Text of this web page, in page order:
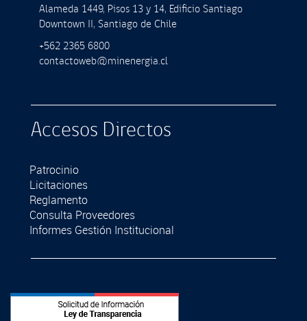
Alameda 1449, Pisos 13 y 14, Ediﬁcio Santiago
Downtown II, Santiago de Chile
+562 2365 6800
contactoweb@minenergia.cl
Accesos Directos
Patrocinio
Licitaciones
Reglamento
Consulta Proveedores
Informes Gestión Institucional